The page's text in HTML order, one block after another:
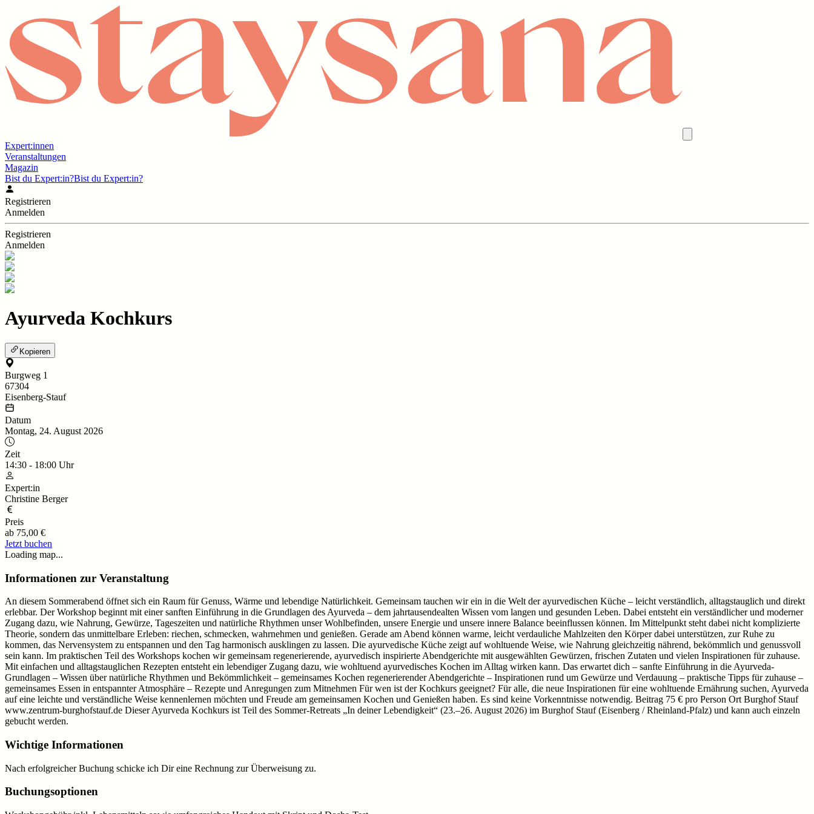
Expert:innen
Veranstaltungen
Magazin
Bist du Expert:in?Bist du Expert:in?
Registrieren
Anmelden
Registrieren
Anmelden
Ayurveda Kochkurs
Kopieren
Burgweg 1
67304
Eisenberg-Stauf
Datum
Montag, 24. August 2026
Zeit
14:30 - 18:00 Uhr
Expert:in
Christine Berger
Preis
ab 75,00 €
Jetzt buchen
Loading map...
Informationen zur Veranstaltung
An diesem Sommerabend öffnet sich ein Raum für Genuss, Wärme und lebendige Natürlichkeit. Gemeinsam tauchen wir ein in die Welt der ayurvedischen Küche – leicht verständlich, alltagstauglich und direkt
erlebbar. Der Workshop beginnt mit einer sanften Einführung in die Grundlagen des Ayurveda – dem jahrtausendealten Wissen vom langen und gesunden Leben. Dabei entsteht ein verständlicher und moderner
Zugang dazu, wie Nahrung, Gewürze, Tageszeiten und natürliche Rhythmen unser Wohlbefinden, unsere Energie und unsere innere Balance beeinflussen können. Im Mittelpunkt steht dabei nicht komplizierte
Theorie, sondern das unmittelbare Erleben: riechen, schmecken, wahrnehmen und genießen. Gerade am Abend können warme, leicht verdauliche Mahlzeiten den Körper dabei unterstützen, zur Ruhe zu
kommen, das Nervensystem zu entspannen und den Tag harmonisch ausklingen zu lassen. Die ayurvedische Küche zeigt auf wohltuende Weise, wie Nahrung gleichzeitig nährend, bekömmlich und genussvoll
sein kann. Im praktischen Teil des Workshops kochen wir gemeinsam regenerierende, ayurvedisch inspirierte Abendgerichte mit ausgewählten Gewürzen, frischen Zutaten und vielen Inspirationen für zuhause.
Mit einfachen und alltagstauglichen Rezepten entsteht ein lebendiger Zugang dazu, wie wohltuend ayurvedisches Kochen im Alltag wirken kann. Das erwartet dich – sanfte Einführung in die Ayurveda-
Grundlagen – Wissen über natürliche Rhythmen und Bekömmlichkeit – gemeinsames Kochen regenerierender Abendgerichte – Inspirationen rund um Gewürze und Verdauung – praktische Tipps für zuhause –
gemeinsames Essen in entspannter Atmosphäre – Rezepte und Anregungen zum Mitnehmen Für wen ist der Kochkurs geeignet? Für alle, die neue Inspirationen für eine wohltuende Ernährung suchen, Ayurveda
auf eine leichte und verständliche Weise kennenlernen möchten und Freude am gemeinsamen Kochen und Genießen haben. Es sind keine Vorkenntnisse notwendig. Beitrag 75 € pro Person Ort Burghof Stauf
www.zentrum-burghofstauf.de Dieser Ayurveda Kochkurs ist Teil des Sommer-Retreats „In deiner Lebendigkeit“ (23.–26. August 2026) im Burghof Stauf (Eisenberg / Rheinland-Pfalz) und kann auch einzeln
gebucht werden.
Wichtige Informationen
Nach erfolgreicher Buchung schicke ich Dir eine Rechnung zur Überweisung zu.
Buchungsoptionen